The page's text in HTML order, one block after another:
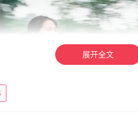
展开全文